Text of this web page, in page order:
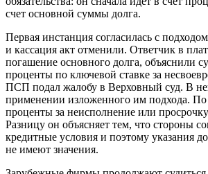
счет основной суммы долга.
Первая инстанция согласилась с
и кассация акт отменили. Ответчик в
погашение основного долга, объяснили
проценты по ключевой ставке за
ПСП подал жалобу в Верховный суд. В
применении изложенного им подхода. По
проценты за неисполнение или
Разницу он объясняет тем, что стороны
кредитные условия и поэтому указания
не имеют значения.